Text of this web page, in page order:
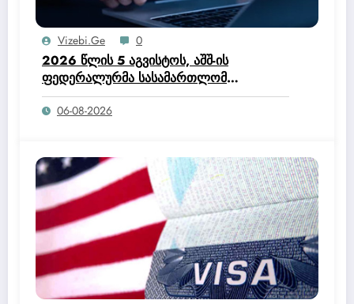
Vizebi.ge 0
2026 წლის 5 აგვისტოს, აშშ-ის
ფედერალურმა სასამართლომ
ოფიციალურად მისცა ტრამპის
ადმინისტრაციას უფლებამოსილება,
პროგრამა.
06-08-2026